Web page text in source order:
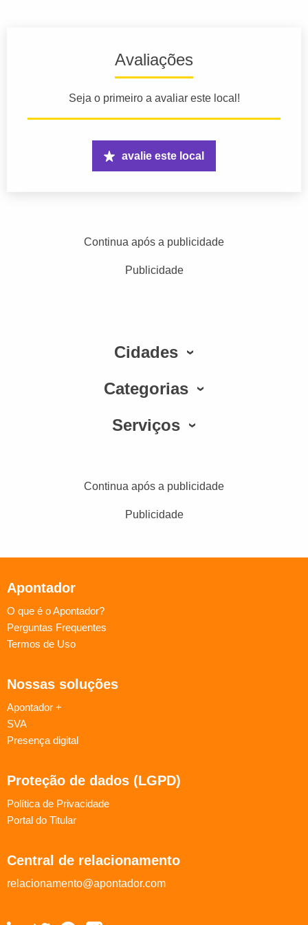
Avaliações
Seja o primeiro a avaliar este local!
avalie este local
Continua após a publicidade
Publicidade
Cidades
Categorias
Serviços
Continua após a publicidade
Publicidade
Apontador
O que é o Apontador?
Perguntas Frequentes
Termos de Uso
Nossas soluções
Apontador +
SVA
Presença digital
Proteção de dados (LGPD)
Política de Privacidade
Portal do Titular
Central de relacionamento
relacionamento@apontador.com